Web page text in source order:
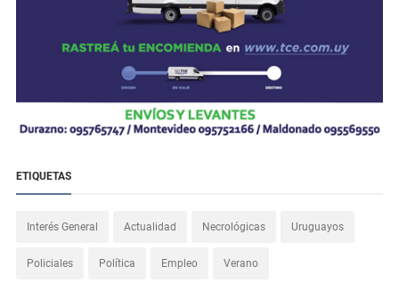
ETIQUETAS
Interés General Actualidad Necrológicas Uruguayos
Policiales Política Empleo Verano